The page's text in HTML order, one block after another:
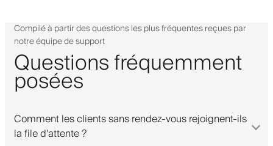
Compilé à partir des questions les plus fréquentes reçues par
notre équipe de support
Questions fréquemment
posées
Comment les clients sans rendez-vous rejoignent-ils
la file d'attente ?